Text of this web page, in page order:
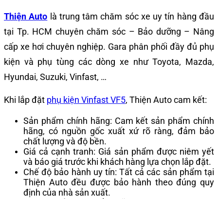
Thiện Auto là trung tâm chăm sóc xe uy tín hàng đầu
tại Tp. HCM chuyên chăm sóc – Bảo dưỡng – Nâng
cấp xe hơi chuyên nghiệp. Gara phân phối đầy đủ phụ
kiện và phụ tùng các dòng xe như Toyota, Mazda,
Hyundai, Suzuki, Vinfast, …
Khi lắp đặt phụ kiện Vinfast VF5, Thiện Auto cam kết:
Sản phẩm chính hãng: Cam kết sản phẩm chính
hãng, có nguồn gốc xuất xứ rõ ràng, đảm bảo
chất lượng và độ bền.
Giá cả cạnh tranh: Giá sản phẩm được niêm yết
và báo giá trước khi khách hàng lựa chọn lắp đặt.
Chế độ bảo hành uy tín: Tất cả các sản phẩm tại
Thiện Auto đều được bảo hành theo đúng quy
định của nhà sản xuất.